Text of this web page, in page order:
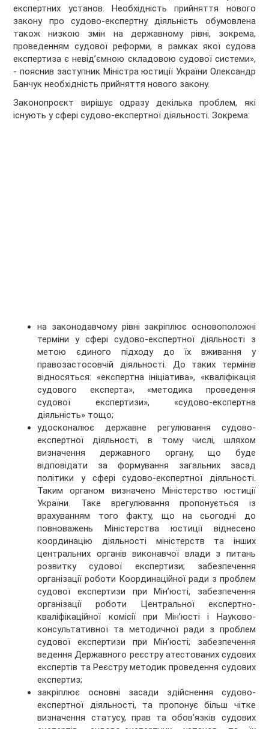
експертних установ. Необхідність прийняття нового
закону про судово-експертну діяльність обумовлена
також низкою змін на державному рівні, зокрема,
проведенням судової реформи, в рамках якої судова
експертиза є невід’ємною складовою судової системи»,
- пояснив заступник Міністра юстиції України Олександр
Банчук необхідність прийняття нового закону.
Законопроєкт вирішує одразу декілька проблем, які
існують у сфері судово-експертної діяльності. Зокрема:
на законодавчому рівні закріплює основоположні
терміни у сфері судово-експертної діяльності з
метою єдиного підходу до їх вживання у
правозастосовчій діяльності. До таких термінів
відносяться: «експертна ініціатива», «кваліфікація
судового експерта», «методика проведення
судової експертизи», «судово-експертна
діяльність» тощо;
удосконалює державне регулювання судово-
експертної діяльності, в тому числі, шляхом
визначення державного органу, що буде
відповідати за формування загальних засад
політики у сфері судово-експертної діяльності.
Таким органом визначено Міністерство юстиції
України. Таке врегулювання пропонується із
врахуванням того факту, що на сьогодні до
повноважень Міністерства юстиції віднесено
координацію діяльності міністерств та інших
центральних органів виконавчої влади з питань
розвитку судової експертизи; забезпечення
організації роботи Координаційної ради з проблем
судової експертизи при Мін’юсті, забезпечення
організації роботи Центральної експертно-
кваліфікаційної комісії при Мін’юсті і Науково-
консультативної та методичної ради з проблем
судової експертизи при Мін’юсті; забезпечення
ведення Державного реєстру атестованих судових
експертів та Реєстру методик проведення судових
експертиз;
закріплює основні засади здійснення судово-
експертної діяльності, та пропонує більш чітке
визначення статусу, прав та обов’язків судових